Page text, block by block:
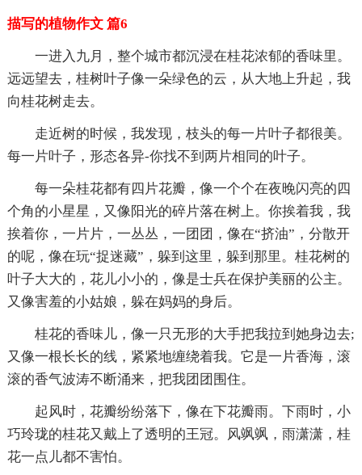
描写的植物作文 篇6
一进入九月，整个城市都沉浸在桂花浓郁的香味里。
远远望去，桂树叶子像一朵绿色的云，从大地上升起，我
向桂花树走去。
走近树的时候，我发现，枝头的每一片叶子都很美。
每一片叶子，形态各异-你找不到两片相同的叶子。
每一朵桂花都有四片花瓣，像一个个在夜晚闪亮的四
个角的小星星，又像阳光的碎片落在树上。你挨着我，我
挨着你，一片片，一丛丛，一团团，像在“挤油”，分散开
的呢，像在玩“捉迷藏”，躲到这里，躲到那里。桂花树的
叶子大大的，花儿小小的，像是士兵在保护美丽的公主。
又像害羞的小姑娘，躲在妈妈的身后。
桂花的香味儿，像一只无形的大手把我拉到她身边去;
又像一根长长的线，紧紧地缠绕着我。它是一片香海，滚
滚的香气波涛不断涌来，把我团团围住。
起风时，花瓣纷纷落下，像在下花瓣雨。下雨时，小
巧玲珑的桂花又戴上了透明的王冠。风飒飒，雨潇潇，桂
花一点儿都不害怕。